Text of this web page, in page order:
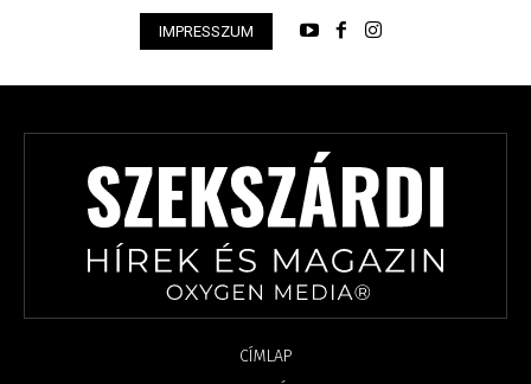
IMPRESSZUM
CÍMLAP